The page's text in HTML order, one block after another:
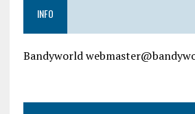
INFO
Bandyworld